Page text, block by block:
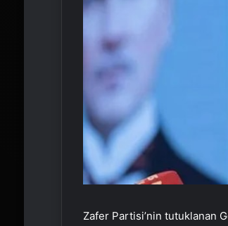
Zafer Partisi’nin tutuklanan